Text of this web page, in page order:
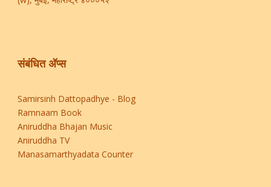
संबंधित अ‍ॅप्स
Samirsinh Dattopadhye - Blog
Ramnaam Book
Aniruddha Bhajan Music
Aniruddha TV
Manasamarthyadata Counter